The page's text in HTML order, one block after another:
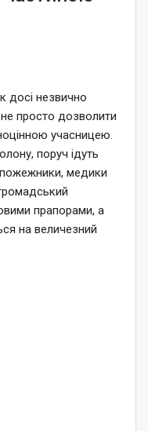
досі незвично
просто дозволити
учасницею.
поруч ідуть
медики
прапорами, а
на величезний